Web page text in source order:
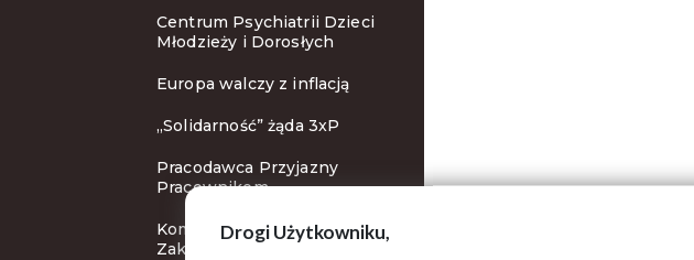
Drogi Użytkowniku,
Centrum Psychiatrii Dzieci
Młodzieży i Dorosłych
Europa walczy z inflacją
„Solidarność” żąda 3xP
Pracodawca Przyjazny
Pracownikom
Komisja Krajowa w
Zakopanem